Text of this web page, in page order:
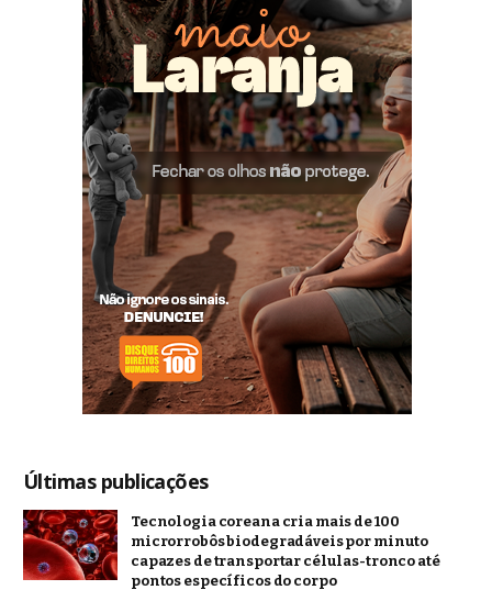
Últimas publicações
Tecnologia coreana cria mais de 100
microrrobôs biodegradáveis por minuto
capazes de transportar células-tronco até
pontos específicos do corpo